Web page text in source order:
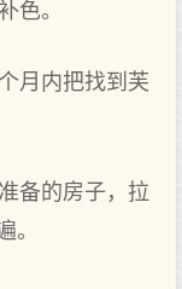
色。
月内把找到芙
备的房子，拉
。